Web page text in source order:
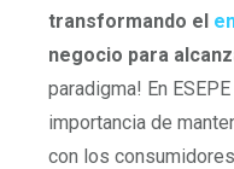
transformando el
negocio para
paradigma! En
importancia de
con los